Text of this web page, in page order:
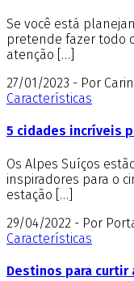
Se você está
pretende fazer todo
atenção […]
27/01/2023 - Por
Características
5 cidades incríveis
Os Alpes Suíços
inspiradores para o
estação […]
29/04/2022 - Por
Características
Destinos para curtir